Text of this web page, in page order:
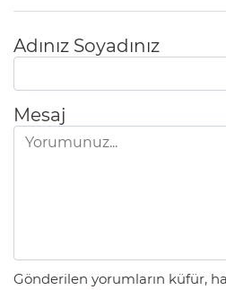
Adınız Soyadınız
Mesaj
Gönderilen yorumların küfür,